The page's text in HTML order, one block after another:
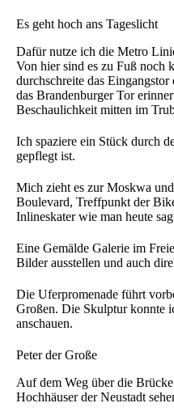
Es geht hoch ans Tageslicht
Dafür nutze ich die Metro
Von hier sind es zu Fuß noch
durchschreite das
das Brandenburger Tor
Beschaulichkeit mitten im
Ich spaziere ein Stück durch
gepflegt ist.
Mich zieht es zur Moskwa
Boulevard, Treffpunkt der
Inlineskater wie man heute
Eine Gemälde Galerie im
Bilder ausstellen und auch
Die Uferpromenade führt
Großen. Die Skulptur konnte
anschauen.
Peter der Große
Auf dem Weg über die
Hochhäuser der Neustadt